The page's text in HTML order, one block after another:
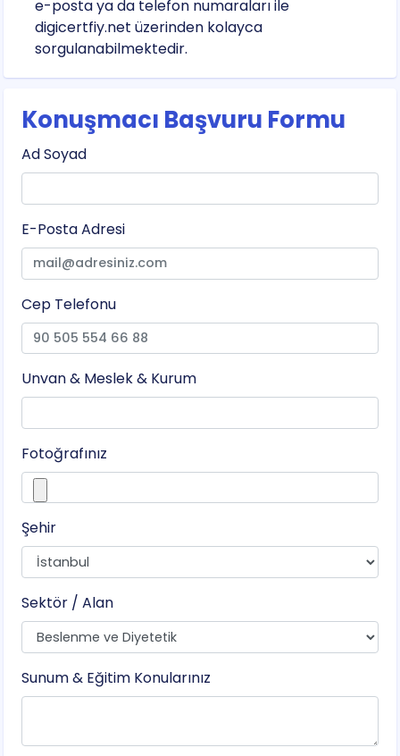
e-posta ya da telefon numaraları ile
digicertfiy.net üzerinden kolayca
sorgulanabilmektedir.
Konuşmacı Başvuru Formu
Ad Soyad
E-Posta Adresi
Cep Telefonu
Unvan & Meslek & Kurum
Fotoğrafınız
Şehir
Sektör / Alan
Sunum & Eğitim Konularınız